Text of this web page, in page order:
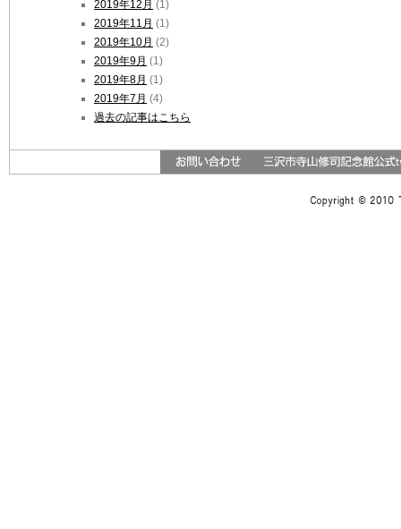
2019年12月 (1)
2019年11月 (1)
2019年10月 (2)
2019年9月 (1)
2019年8月 (1)
2019年7月 (4)
過去の記事はこちら